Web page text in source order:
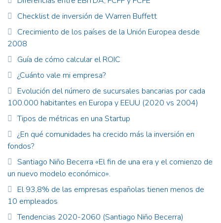
Checklist de inversión de Warren Buffett
Crecimiento de los países de la Unión Europea desde
2008
Guía de cómo calcular el ROIC
¿Cuánto vale mi empresa?
Evolución del número de sucursales bancarias por cada
100.000 habitantes en Europa y EEUU (2020 vs 2004)
Tipos de métricas en una Startup
¿En qué comunidades ha crecido más la inversión en
fondos?
Santiago Niño Becerra «El fin de una era y el comienzo de
un nuevo modelo económico».
El 93,8% de las empresas españolas tienen menos de
10 empleados
Tendencias 2020-2060 (Santiago Niño Becerra)